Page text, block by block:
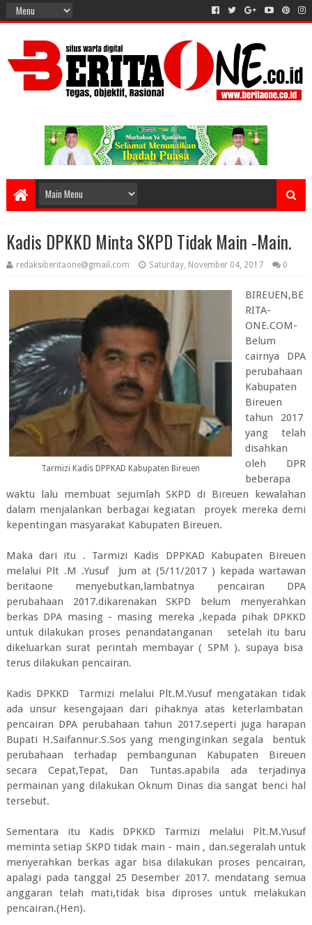
Kadis DPKKD Minta SKPD Tidak Main -Main.
redaksiberitaone@gmail.com Saturday, November 04, 2017 0
Tarmizi Kadis DPPKAD Kabupaten Bireuen
BIREUEN,BE
RITA-
ONE.COM-
Belum
cairnya DPA
perubahaan
Kabupaten
Bireuen
tahun 2017
yang telah
disahkan
oleh DPR
beberapa
waktu lalu membuat sejumlah SKPD di Bireuen kewalahan
dalam menjalankan berbagai kegiatan proyek mereka demi
kepentingan masyarakat Kabupaten Bireuen.
Maka dari itu . Tarmizi Kadis DPPKAD Kabupaten Bireuen
melalui Plt .M .Yusuf Jum at (5/11/2017 ) kepada wartawan
beritaone menyebutkan,lambatnya pencairan DPA
perubahaan 2017.dikarenakan SKPD belum menyerahkan
berkas DPA masing - masing mereka ,kepada pihak DPKKD
untuk dilakukan proses penandatanganan setelah itu baru
dikeluarkan surat perintah membayar ( SPM ). supaya bisa
terus dilakukan pencairan.
Kadis DPKKD Tarmizi melalui Plt.M.Yusuf mengatakan tidak
ada unsur kesengajaan dari pihaknya atas keterlambatan
pencairan DPA perubahaan tahun 2017.seperti juga harapan
Bupati H.Saifannur.S.Sos yang menginginkan segala bentuk
perubahaan terhadap pembangunan Kabupaten Bireuen
secara Cepat,Tepat, Dan Tuntas.apabila ada terjadinya
permainan yang dilakukan Oknum Dinas dia sangat benci hal
tersebut.
Sementara itu Kadis DPKKD Tarmizi melalui Plt.M.Yusuf
meminta setiap SKPD tidak main - main , dan.segeralah untuk
menyerahkan berkas agar bisa dilakukan proses pencairan,
apalagi pada tanggal 25 Desember 2017. mendatang semua
anggaran telah mati,tidak bisa diproses untuk melakukan
pencairan.(Hen).